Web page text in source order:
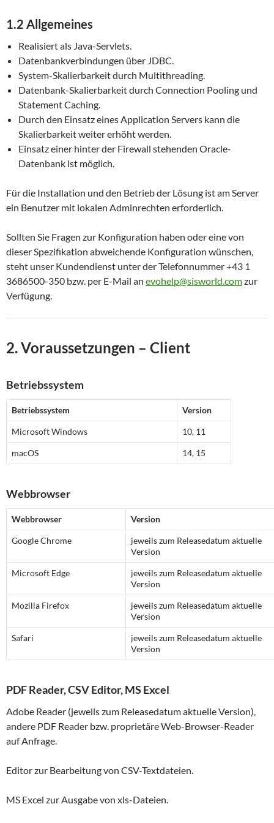
1.2 Allgemeines
Realisiert als Java-Servlets.
Datenbankverbindungen über JDBC.
System-Skalierbarkeit durch Multithreading.
Datenbank-Skalierbarkeit durch Connection Pooling und
Statement Caching.
Durch den Einsatz eines Application Servers kann die
Skalierbarkeit weiter erhöht werden.
Einsatz einer hinter der Firewall stehenden Oracle-
Datenbank ist möglich.
Für die Installation und den Betrieb der Lösung ist am Server
ein Benutzer mit lokalen Adminrechten erforderlich.
Sollten Sie Fragen zur Konfiguration haben oder eine von
dieser Spezifikation abweichende Konfiguration wünschen,
steht unser Kundendienst unter der Telefonnummer +43 1
3686500-350 bzw. per E-Mail an evohelp@sisworld.comzur
Verfügung.
2. Voraussetzungen – Client
Betriebssystem
Betriebssystem Version
Microsoft Windows 10, 11
macOS 14, 15
Webbrowser
Webbrowser Version
Google Chrome
jeweils zum Releasedatum aktuelle
Version
Microsoft Edge
jeweils zum Releasedatum aktuelle
Version
Mozilla Firefox
jeweils zum Releasedatum aktuelle
Version
Safari
jeweils zum Releasedatum aktuelle
Version
PDF Reader, CSV Editor, MS Excel
Adobe Reader (jeweils zum Releasedatum aktuelle Version),
andere PDF Reader bzw. proprietäre Web-Browser-Reader
auf Anfrage.
Editor zur Bearbeitung von CSV-Textdateien.
MS Excel zur Ausgabe von xls-Dateien.